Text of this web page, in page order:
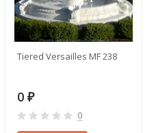
Tiered Versailles MF 238
0 ₽
0